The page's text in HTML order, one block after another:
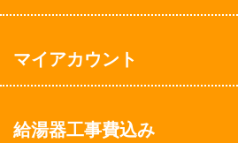
マイアカウント
給湯器工事費込み